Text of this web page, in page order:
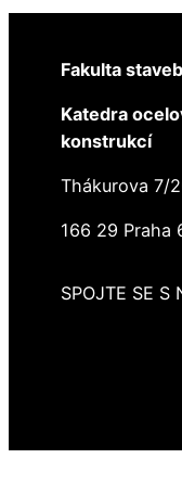
Fakulta
Katedra
konstrukcí
Thákurova 7/
166 29 Praha
SPOJTE SE S